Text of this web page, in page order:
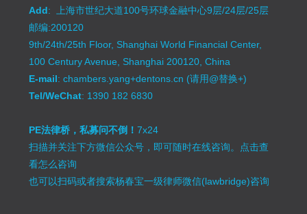
Add: 上海市世纪大道100号环球金融中心9层/24层/25层
邮编:200120
9th/24th/25th Floor, Shanghai World Financial Center,
100 Century Avenue, Shanghai 200120, China
E-mail: chambers.yang+dentons.cn (请用@替换+)
Tel/WeChat: 1390 182 6830
PE法律桥，私募问不倒！7x24
扫描并关注下方微信公众号，即可随时在线咨询。 点击查
看怎么咨询
也可以扫码或者搜索杨春宝一级律师微信(lawbridge)咨询